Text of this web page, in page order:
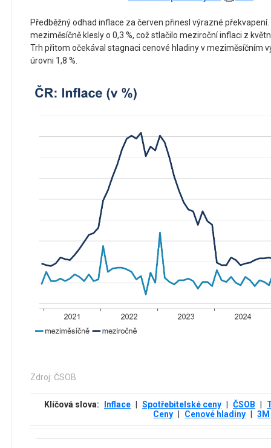
Předběžný odhad inflace za červen přinesl výrazné
meziměsíčně klesly o 0,3 %, což stlačilo meziroční inflaci z
Trh přitom očekával stagnaci cenové hladiny v meziměsíčním
úrovni 1,8 %.
Zdroj: ČSOB
Klíčová slova: Inflace Spotřebitelské ceny ČSOB
Ceny
Cenové hladiny 3М